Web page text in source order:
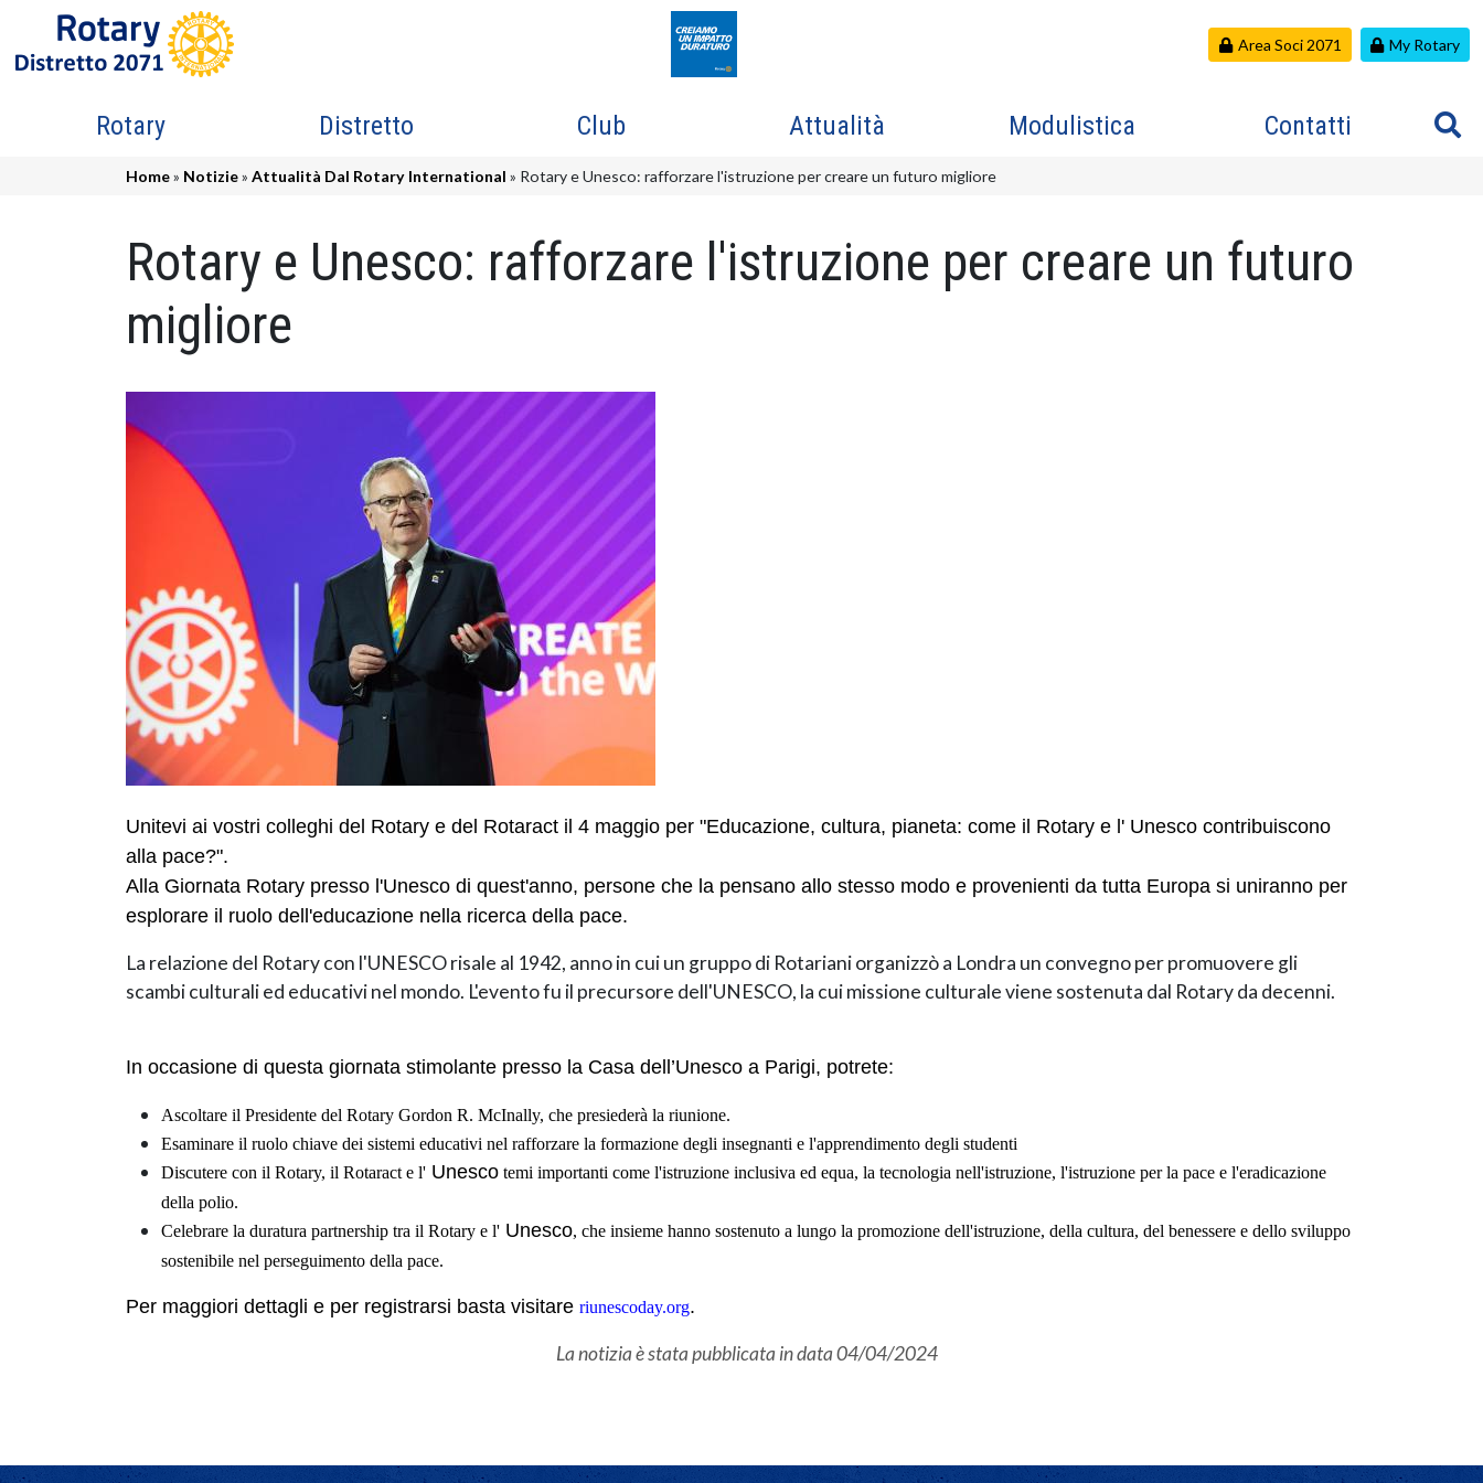
Salta al contenuto principale
Area Soci 2071 My Rotary
Navigazione principale
Rotary Distretto Club Attualità Modulistica Contatti
Briciole di pane
Home Notizie Attualità Dal Rotary International Rotary e Unesco: rafforzare l'istruzione per creare un futuro migliore
Rotary e Unesco: rafforzare l'istruzione per creare un futuro
migliore
Unitevi ai vostri colleghi del Rotary e del Rotaract il 4 maggio per "Educazione, cultura, pianeta: come il Rotary e l' Unesco contribuiscono
alla pace?".
Alla Giornata Rotary presso l'Unesco di quest'anno, persone che la pensano allo stesso modo e provenienti da tutta Europa si uniranno per
esplorare il ruolo dell'educazione nella ricerca della pace.
La relazione del Rotary con l'UNESCO risale al 1942, anno in cui un gruppo di Rotariani organizzò a Londra un convegno per promuovere gli
scambi culturali ed educativi nel mondo. L'evento fu il precursore dell'UNESCO, la cui missione culturale viene sostenuta dal Rotary da decenni.
In occasione di questa giornata stimolante presso la Casa dell’Unesco a Parigi, potrete:
Ascoltare il Presidente del Rotary Gordon R. McInally, che presiederà la riunione.
Esaminare il ruolo chiave dei sistemi educativi nel rafforzare la formazione degli insegnanti e l'apprendimento degli studenti
Discutere con il Rotary, il Rotaract e l' Unesco temi importanti come l'istruzione inclusiva ed equa, la tecnologia nell'istruzione, l'istruzione per la pace e l'eradicazione
della polio.
Celebrare la duratura partnership tra il Rotary e l' Unesco, che insieme hanno sostenuto a lungo la promozione dell'istruzione, della cultura, del benessere e dello sviluppo
sostenibile nel perseguimento della pace.
Per maggiori dettagli e per registrarsi basta visitare riunescoday.org.
La notizia è stata pubblicata in data04/04/2024